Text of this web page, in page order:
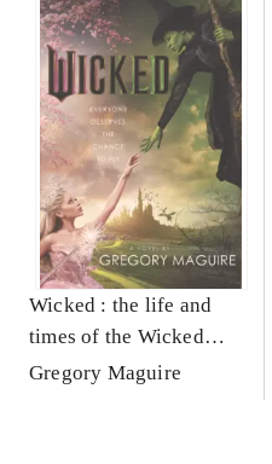
Wicked : the life and
times of the Wicked
Witch of the West : a
Gregory Maguire